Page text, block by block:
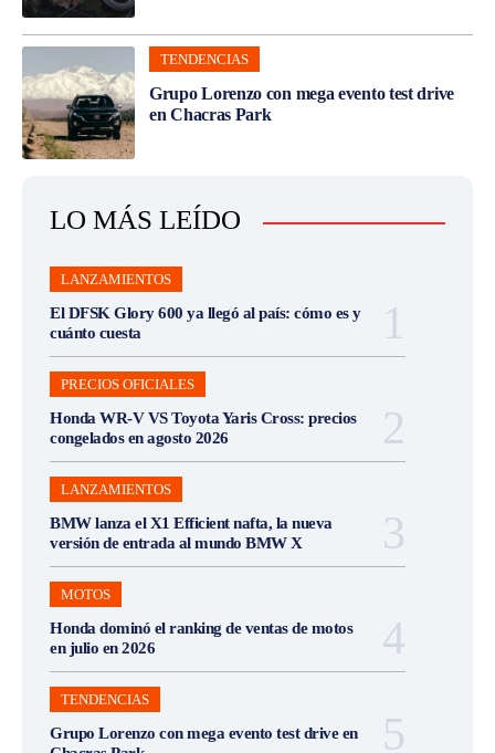
TENDENCIAS
Grupo Lorenzo con mega evento test drive
en Chacras Park
LO MÁS LEÍDO
LANZAMIENTOS
El DFSK Glory 600 ya llegó al país: cómo es y
cuánto cuesta
PRECIOS OFICIALES
Honda WR-V VS Toyota Yaris Cross: precios
congelados en agosto 2026
LANZAMIENTOS
BMW lanza el X1 Efficient nafta, la nueva
versión de entrada al mundo BMW X
MOTOS
Honda dominó el ranking de ventas de motos
en julio en 2026
TENDENCIAS
Grupo Lorenzo con mega evento test drive en